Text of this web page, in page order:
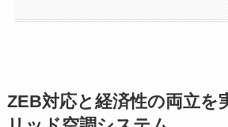
ZEB対応と経済性の両立を